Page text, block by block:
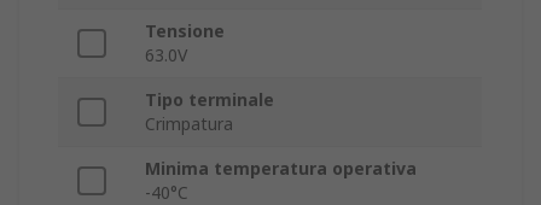
Tensione
63.0V
Tipo terminale
Crimpatura
Minima temperatura operativa
-40°C